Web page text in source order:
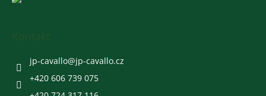
jp-cavallo@jp-cavallo.cz
+420 606 739 075